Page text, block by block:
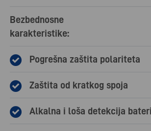
Bezbednosne
karakteristike:
Pogrešna zaštita polariteta
Zaštita od kratkog spoja
Alkalna i loša detekcija